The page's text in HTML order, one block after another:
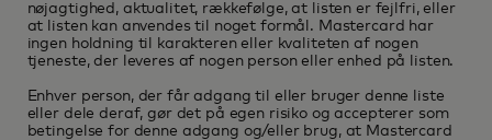
nøjagtighed, aktualitet, rækkefølge, at listen er fejlfri, eller
at listen kan anvendes til noget formål. Mastercard har
ingen holdning til karakteren eller kvaliteten af nogen
tjeneste, der leveres af nogen person eller enhed på listen.
Enhver person, der får adgang til eller bruger denne liste
eller dele deraf, gør det på egen risiko og accepterer som
betingelse for denne adgang og/eller brug, at Mastercard